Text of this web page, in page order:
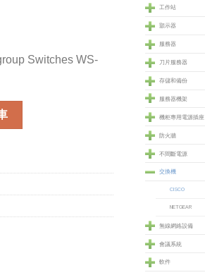
Switches WS-
Switches (WS-C2960+48TC-S) 數量
工作站
顥示器
服務器
刀片服務器
存儲和備份
服務器機架
機柜專用電源插座
防火牆
不間斷電源
交換機
CISCO
NETGEAR
無線網絡設備
會議系統
軟件